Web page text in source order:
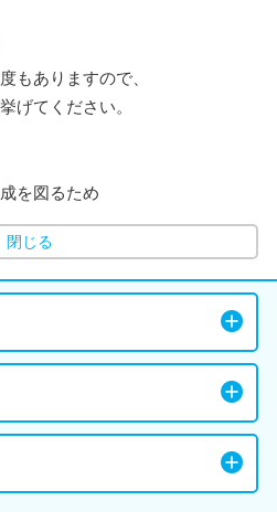
もありますので、
げてください。
を図るため
閉じる